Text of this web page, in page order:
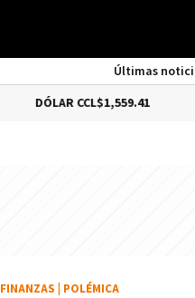
Últimas
$1,559.41
FINANZAS POLÉMICA